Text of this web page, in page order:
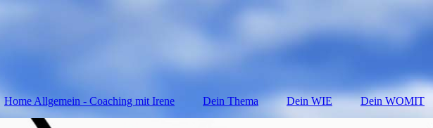
Home Allgemein - Coaching mit Irene Dein Thema Dein WIE Dein WOMIT